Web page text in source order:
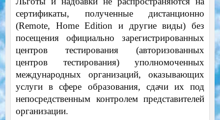
сертификаты, полученные дистанционно
(Remote, Home Edition и другие виды) без
посещения официально зарегистрированных
центров тестирования (авторизованных
центров тестирования) уполномоченных
международных организаций, оказывающих
услуги в сфере образования, сдачи их под
непосредственным контролем представителей
организации.